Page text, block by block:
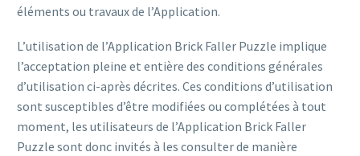
éléments ou travaux de l’Application.
L’utilisation de l’Application Brick Faller Puzzle implique
l’acceptation pleine et entière des conditions générales
d’utilisation ci-après décrites. Ces conditions d’utilisation
sont susceptibles d’être modifiées ou complétées à tout
moment, les utilisateurs de l’Application Brick Faller
Puzzle sont donc invités à les consulter de manière